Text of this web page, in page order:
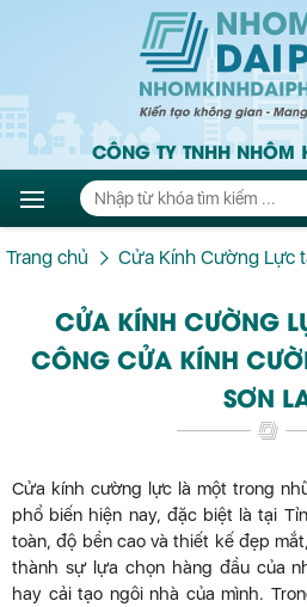
CÔNG TY TNHH
Trang chủ Cửa Kính Cường Lực
CỬA KÍNH CƯỜNG
CÔNG CỬA KÍNH
SƠN
Cửa kính cường lực là một trong
phổ biến hiện nay, đặc biệt là tại
toàn, độ bền cao và thiết kế đẹp
thành sự lựa chọn hàng đầu của
hay cải tạo ngôi nhà của mình.